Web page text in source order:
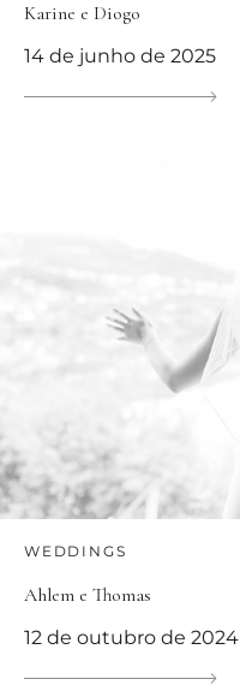
Karine e Diogo
14 de junho de 2025
WEDDINGS
Ahlem e Thomas
12 de outubro de 2024